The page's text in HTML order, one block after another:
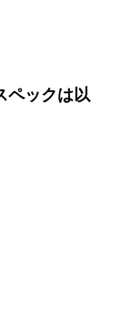
ペックは以